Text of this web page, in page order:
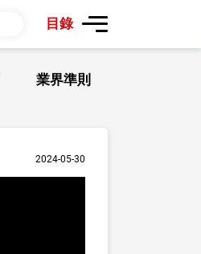
目錄
業界準則
2024-05-30